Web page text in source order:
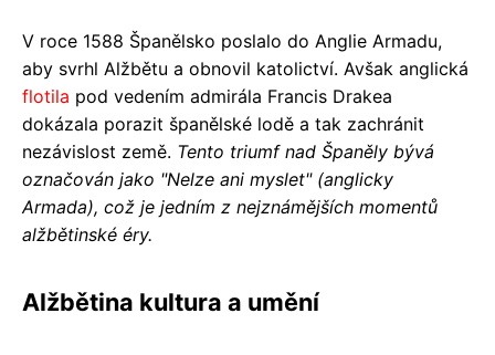
V roce 1588 Španělsko poslalo do Anglie Armadu,
aby svrhl Alžbětu a obnovil katolictví. Avšak anglická
flotila pod vedením admirála Francis Drakea
dokázala porazit španělské lodě a tak zachránit
nezávislost země. Tento triumf nad Španěly bývá
označován jako "Nelze ani myslet" (anglicky
Armada), což je jedním z nejznámějších momentů
alžbětinské éry.
Alžbětina kultura a umění